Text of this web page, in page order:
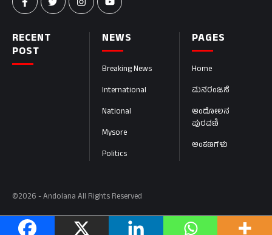
PAGES
Home
ಮನರಂಜನೆ
ಆಂದೋಲನ
ಪುರವಣಿ
ಅಂಕಣಗಳು
NEWS
Breaking News
International
National
Mysore
Politics
RECENT
POST
©2026 - Andolana All Rights Reserved